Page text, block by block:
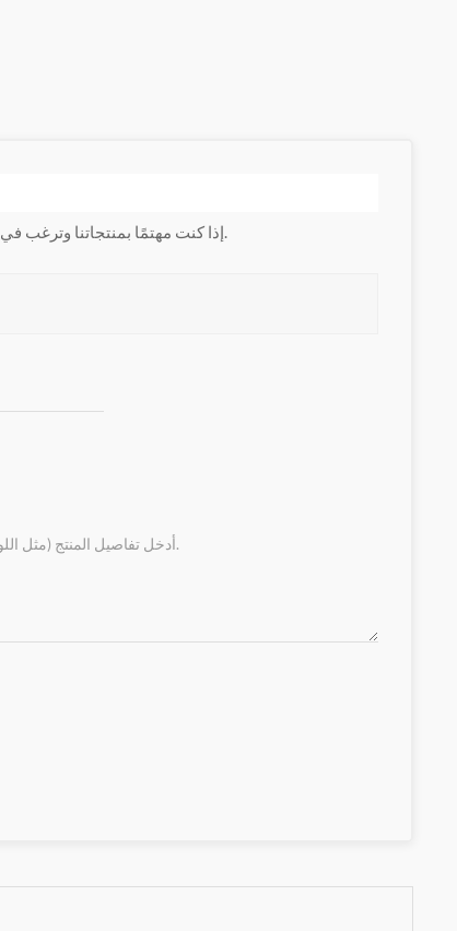
إذا كنت مهتمًا بمنتجاتنا وترغب في معرفة المزيد من التفاصيل ، فالرجاء ترك رسالة هنا ، وسنرد عليك في أقرب وقت ممكن.